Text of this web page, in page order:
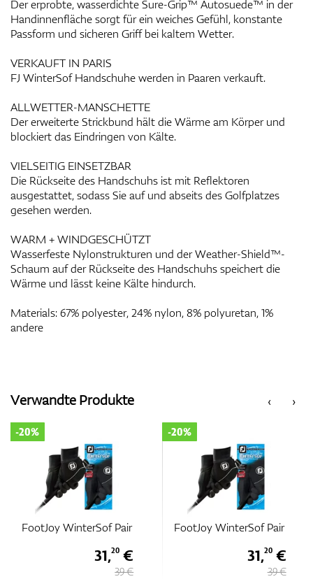
Der erprobte, wasserdichte Sure-Grip™ Autosuede™ in der
Handinnenfläche sorgt für ein weiches Gefühl, konstante
Passform und sicheren Griff bei kaltem Wetter.
VERKAUFT IN PARIS
FJ WinterSof Handschuhe werden in Paaren verkauft.
ALLWETTER-MANSCHETTE
Der erweiterte Strickbund hält die Wärme am Körper und
blockiert das Eindringen von Kälte.
VIELSEITIG EINSETZBAR
Die Rückseite des Handschuhs ist mit Reflektoren
ausgestattet, sodass Sie auf und abseits des Golfplatzes
gesehen werden.
WARM + WINDGESCHÜTZT
Wasserfeste Nylonstrukturen und der Weather-Shield™-
Schaum auf der Rückseite des Handschuhs speichert die
Wärme und lässt keine Kälte hindurch.
Materials: 67% polyester, 24% nylon, 8% polyuretan, 1%
andere
‹
Verwandte Produkte ›
FootJoy WinterSof Pair
-20%
31,20 €
39 €
FootJoy WinterSof Pair
-20%
31,20€
39 €